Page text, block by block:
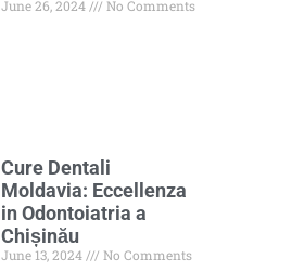
June 26, 2024 No Comments
Cure Dentali
Moldavia: Eccellenza
in Odontoiatria a
Chișinău
June 13, 2024 No Comments